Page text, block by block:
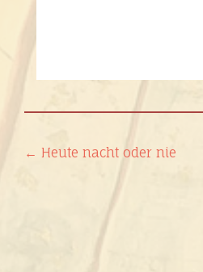
← Heute nacht oder nie